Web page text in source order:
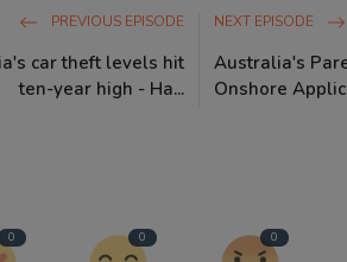
PREVIOUS EPISODE
car theft levels hit
ten-year high - Ha...
NEXT EPISODE
Australia's
Onshore
0 0 0